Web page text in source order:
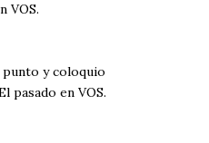
VOS.
punto y coloquio
pasado en VOS.